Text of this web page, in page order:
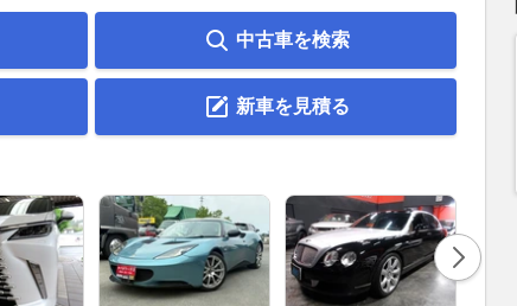
中古車を検索
新車を見積る